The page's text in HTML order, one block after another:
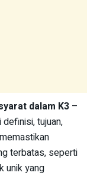
dalam K3 –
tujuan,
terbatas, seperti
unik yang